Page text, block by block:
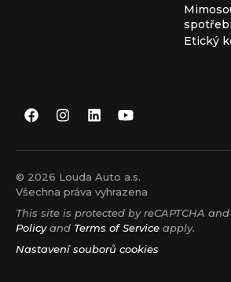
Etický
© 2026 Louda Auto a.s.
Všechna práva vyhrazena
This site is protected by reCAPTCHA
Policyand Terms of Service apply.
Nastavení souborů cookies